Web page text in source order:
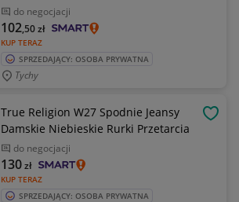
do negocjacji
KUP TERAZ
102,50zł
SPRZEDAJĄCY: OSOBA PRYWATNA
Tychy
True Religion W27 Spodnie Jeansy
Damskie Niebieskie Rurki Przetarcia
do negocjacji
KUP TERAZ
130zł
SPRZEDAJĄCY: OSOBA PRYWATNA